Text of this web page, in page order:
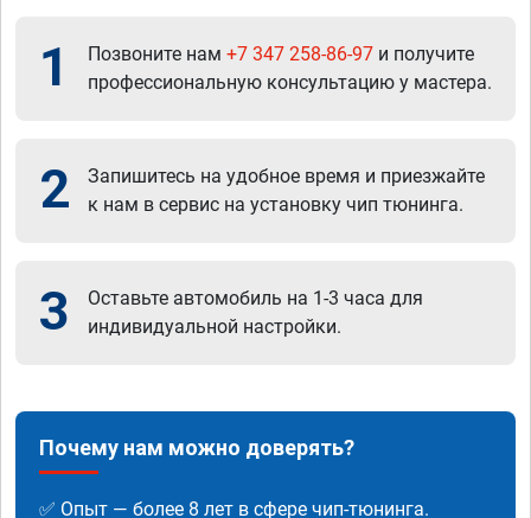
1 Позвоните нам +7 347 258-86-97 и получите
профессиональную консультацию у мастера.
2
Запишитесь на удобное время и приезжайте
к нам в сервис на установку чип тюнинга.
3
Оставьте автомобиль на 1-3 часа для
индивидуальной настройки.
Почему нам можно доверять?
✅ Опыт — более 8 лет в сфере чип-тюнинга.